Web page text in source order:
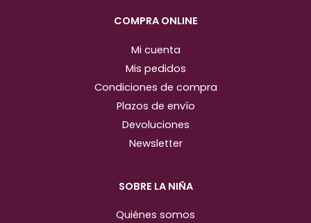
m
COMPRA ONLINE
Mi cuenta
Mis pedidos
Condiciones de compra
Plazos de envío
Devoluciones
Newsletter
SOBRE LA NIÑA
Quiénes somos